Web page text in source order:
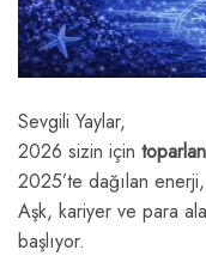
Sevgili Yaylar,
2026 sizin için
2025’te dağılan
Aşk, kariyer ve para
başlıyor.